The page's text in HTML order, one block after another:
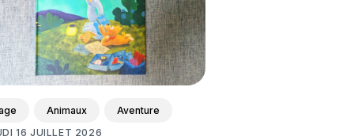
Animaux
Aventure
16 JUILLET 2026